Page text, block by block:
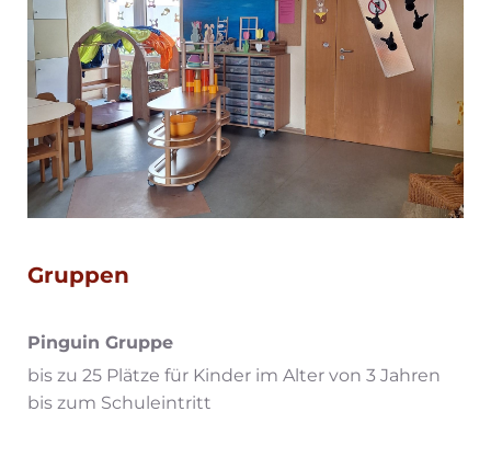
Gruppen
Pinguin Gruppe
bis zu 25 Plätze für Kinder im Alter von 3 Jahren
bis zum Schuleintritt